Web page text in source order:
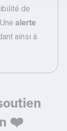
de
alerte
ainsi à
❤️